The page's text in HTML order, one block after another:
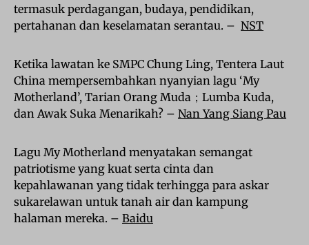
termasuk perdagangan, budaya, pendidikan,
pertahanan dan keselamatan serantau. – NST
Ketika lawatan ke SMPC Chung Ling, Tentera Laut
China mempersembahkan nyanyian lagu ‘My
Motherland’, Tarian Orang Muda；Lumba Kuda,
dan Awak Suka Menarikah? – Nan Yang Siang Pau
Lagu My Motherland menyatakan semangat
patriotisme yang kuat serta cinta dan
kepahlawanan yang tidak terhingga para askar
sukarelawan untuk tanah air dan kampung
halaman mereka. – Baidu